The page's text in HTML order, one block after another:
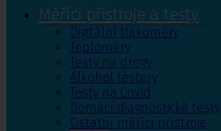
Měřící přístroje a testy
Digitální tlakoměry
Teploměry
Testy na drogy
Alkohol testery
Testy na Covid
Domácí diagnostické testy
Ostatní měřící přístroje